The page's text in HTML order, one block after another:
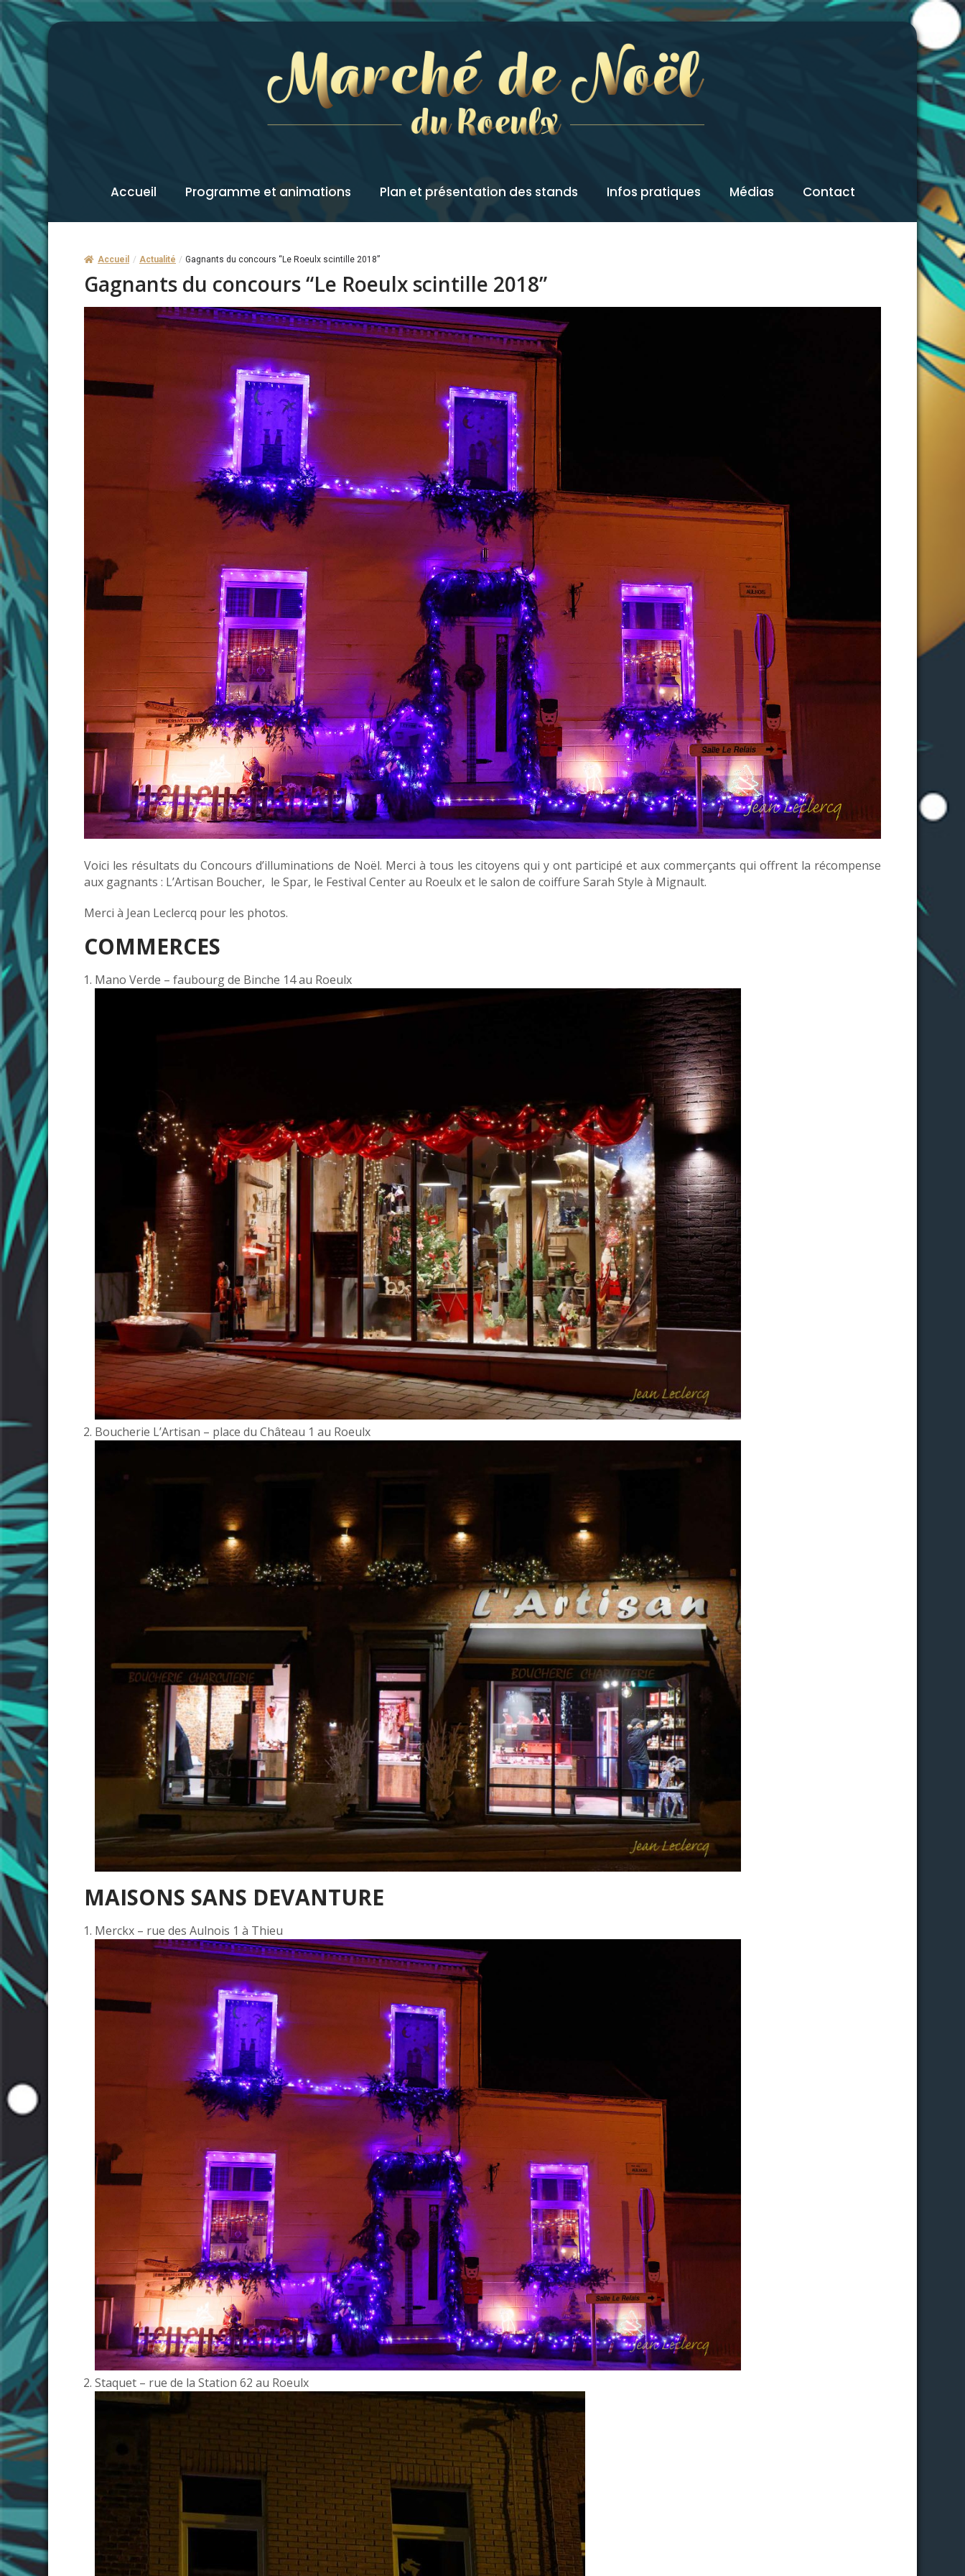
Accueil Programme et animations Plan et présentation des stands Infos pratiques Médias Contact
Accueil / Actualité / Gagnants du concours “Le Roeulx scintille 2018”
Gagnants du concours “Le Roeulx scintille 2018”
Voici les résultats du Concours d’illuminations de Noël. Merci à tous les citoyens qui y ont participé et aux commerçants qui offrent la récompense
aux gagnants : L’Artisan Boucher, le Spar, le Festival Center au Roeulx et le salon de coiffure Sarah Style à Mignault.
Merci à Jean Leclercq pour les photos.
COMMERCES
Mano Verde – faubourg de Binche 14 au Roeulx
Boucherie L’Artisan – place du Château 1 au Roeulx
MAISONS SANS DEVANTURE
Merckx – rue des Aulnois 1 à Thieu
Staquet – rue de la Station 62 au Roeulx